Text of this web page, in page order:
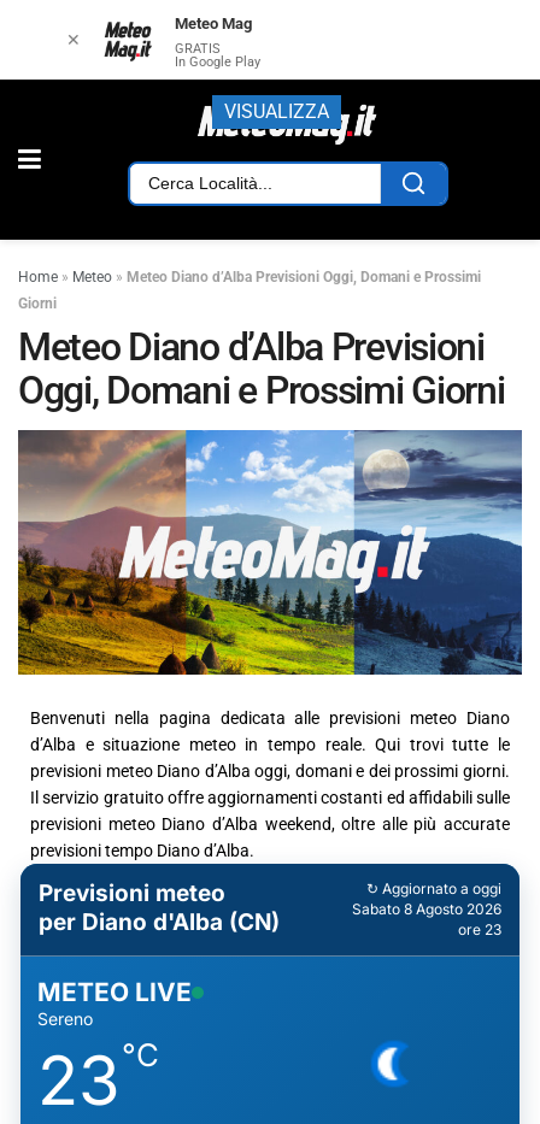
Home » Meteo » Meteo Diano d’Alba Previsioni Oggi, Domani e Prossimi
Giorni
Meteo Diano d’Alba Previsioni
Oggi, Domani e Prossimi Giorni
Benvenuti nella pagina dedicata alle previsioni meteo Diano
d’Alba e situazione meteo in tempo reale. Qui trovi tutte le
previsioni meteo Diano d’Alba oggi, domani e dei prossimi giorni.
Il servizio gratuito offre aggiornamenti costanti ed affidabili sulle
previsioni meteo Diano d’Alba weekend, oltre alle più accurate
previsioni tempo Diano d’Alba.
Previsioni meteo
per Diano d'Alba (CN)
↻ Aggiornato a oggi
Sabato 8 Agosto 2026
ore 23
METEO LIVE
Sereno
23°C
✕
Meteo Mag
GRATIS
In Google Play
VISUALIZZA